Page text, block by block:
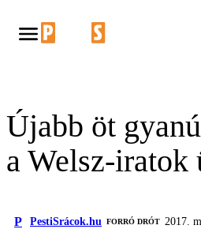
Újabb öt
a Welsz-iratok
P PestiSrácok.hu FORRÓ DRÓT 2017.